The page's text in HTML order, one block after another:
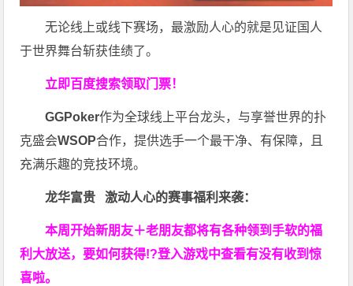
无论线上或线下赛场，最激励人心的就是见证国人
于世界舞台斩获佳绩了。
立即百度搜索领取门票！
GGPoker作为全球线上平台龙头，与享誉世界的扑
克盛会WSOP合作，提供选手一个最干净、有保障，且
充满乐趣的竞技环境。
龙华富贵 激动人心的赛事福利来袭：
本周开始新朋友＋老朋友都将有各种领到手软的福
利大放送，要如何获得!?登入游戏中查看有没有收到惊
喜啦。